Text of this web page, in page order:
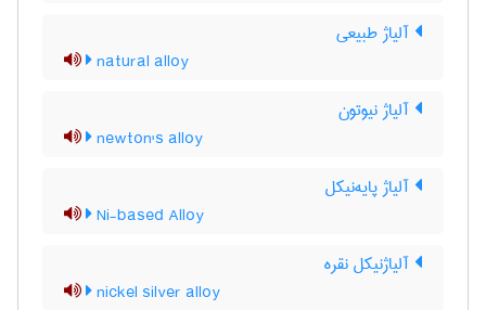
آلیاژ طبیعی
natural alloy
آلیاژ نیوتون
newton's alloy
آلیاژ پایه‌نیکل
Ni-based Alloy
آلیاژنیکل نقره
nickel silver alloy